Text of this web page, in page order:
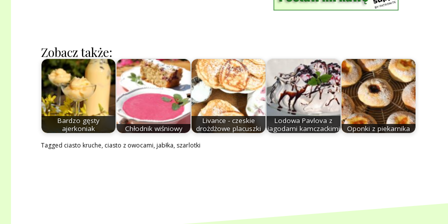
Zobacz także:
Bardzo gęsty
ajerkoniak
Chłodnik wiśniowy
Livance - czeskie
drożdżowe placuszki
Lodowa Pavlova z
jagodami kamczackimi
Oponki z piekarnika
Tagged ciasto kruche, ciasto z owocami,jabłka, szarlotki